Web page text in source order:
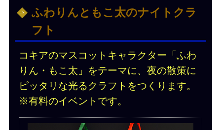
ふわりんともこ太のナイトクラ
フト
コキアのマスコットキャラクター「ふわ
りん・もこ太」をテーマに、夜の散策に
ピッタリな光るクラフトをつくります。
※有料のイベントです。